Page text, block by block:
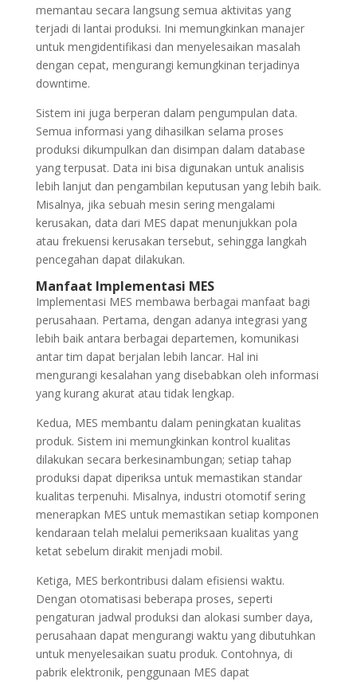
memantau secara langsung semua aktivitas yang
terjadi di lantai produksi. Ini memungkinkan manajer
untuk mengidentifikasi dan menyelesaikan masalah
dengan cepat, mengurangi kemungkinan terjadinya
downtime.
Sistem ini juga berperan dalam pengumpulan data.
Semua informasi yang dihasilkan selama proses
produksi dikumpulkan dan disimpan dalam database
yang terpusat. Data ini bisa digunakan untuk analisis
lebih lanjut dan pengambilan keputusan yang lebih baik.
Misalnya, jika sebuah mesin sering mengalami
kerusakan, data dari MES dapat menunjukkan pola
atau frekuensi kerusakan tersebut, sehingga langkah
pencegahan dapat dilakukan.
Manfaat Implementasi MES
Implementasi MES membawa berbagai manfaat bagi
perusahaan. Pertama, dengan adanya integrasi yang
lebih baik antara berbagai departemen, komunikasi
antar tim dapat berjalan lebih lancar. Hal ini
mengurangi kesalahan yang disebabkan oleh informasi
yang kurang akurat atau tidak lengkap.
Kedua, MES membantu dalam peningkatan kualitas
produk. Sistem ini memungkinkan kontrol kualitas
dilakukan secara berkesinambungan; setiap tahap
produksi dapat diperiksa untuk memastikan standar
kualitas terpenuhi. Misalnya, industri otomotif sering
menerapkan MES untuk memastikan setiap komponen
kendaraan telah melalui pemeriksaan kualitas yang
ketat sebelum dirakit menjadi mobil.
Ketiga, MES berkontribusi dalam efisiensi waktu.
Dengan otomatisasi beberapa proses, seperti
pengaturan jadwal produksi dan alokasi sumber daya,
perusahaan dapat mengurangi waktu yang dibutuhkan
untuk menyelesaikan suatu produk. Contohnya, di
pabrik elektronik, penggunaan MES dapat